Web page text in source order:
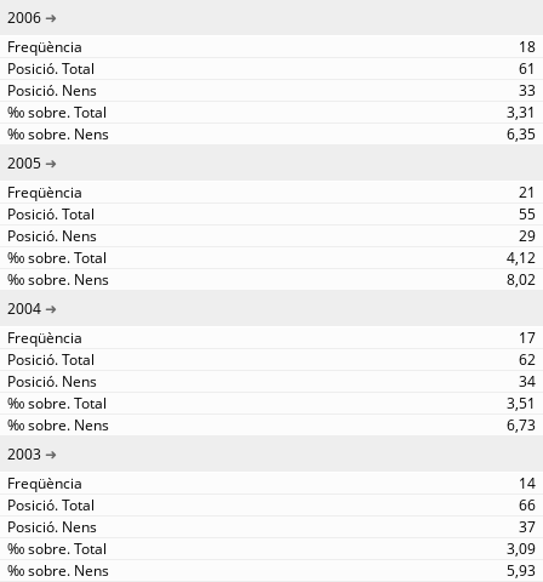
2006
18
61
33
3,31
6,35
2005
21
55
29
4,12
8,02
2004
17
62
34
3,51
6,73
2003
14
66
37
3,09
5,93